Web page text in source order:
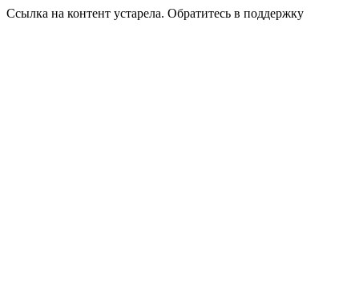
Ссылка на контент устарела. Обратитесь в поддержку